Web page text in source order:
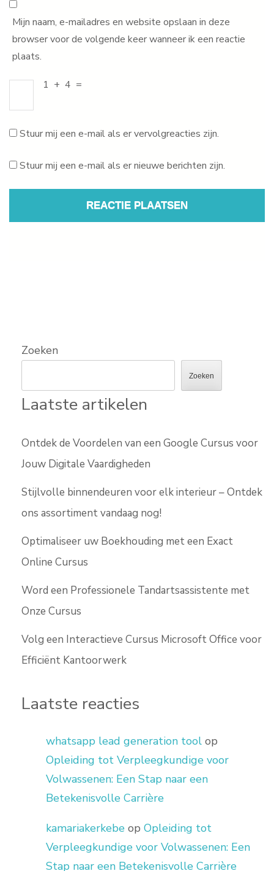
Mijn naam, e-mailadres en website opslaan in deze
browser voor de volgende keer wanneer ik een reactie
plaats.
1 + 4 =
Stuur mij een e-mail als er vervolgreacties zijn.
Stuur mij een e-mail als er nieuwe berichten zijn.
Zoeken
Zoeken
Laatste artikelen
Ontdek de Voordelen van een Google Cursus voor
Jouw Digitale Vaardigheden
Stijlvolle binnendeuren voor elk interieur – Ontdek
ons assortiment vandaag nog!
Optimaliseer uw Boekhouding met een Exact
Online Cursus
Word een Professionele Tandartsassistente met
Onze Cursus
Volg een Interactieve Cursus Microsoft Office voor
Efficiënt Kantoorwerk
Laatste reacties
whatsapp lead generation tool op
Opleiding tot Verpleegkundige voor
Volwassenen: Een Stap naar een
Betekenisvolle Carrière
kamariakerkebe op Opleiding tot
Verpleegkundige voor Volwassenen: Een
Stap naar een Betekenisvolle Carrière